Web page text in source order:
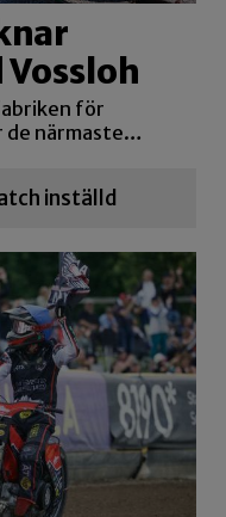
för
de närmaste…
inställd